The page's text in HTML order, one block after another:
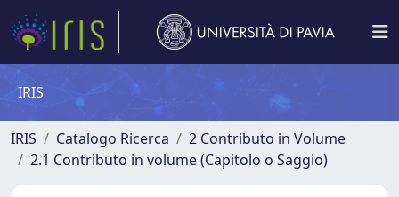
IRIS
IRIS Catalogo Ricerca
2 Contributo in Volume
2.1 Contributo in volume (Capitolo o Saggio)